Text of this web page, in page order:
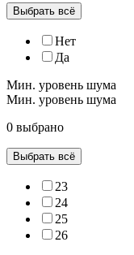
Выбрать всё
Нет
Да
Мин. уровень шума
Мин. уровень шума
0 выбрано
Выбрать всё
23
24
25
26